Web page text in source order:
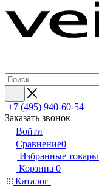
+7 (495) 940-60-54
Заказать звонок
Войти
Сравнение0
Избранные товары
Корзина 0
Каталог